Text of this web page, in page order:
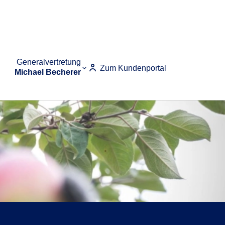
Generalvertretung
Michael Becherer
Zum Kundenportal